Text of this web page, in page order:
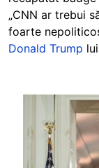
„CNN ar trebui
foarte
Donald Trump